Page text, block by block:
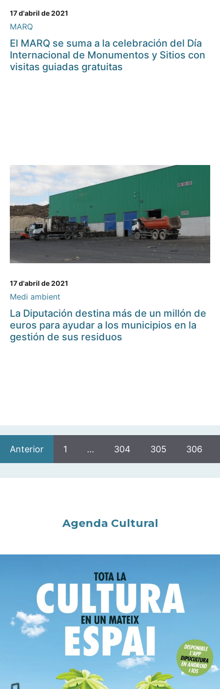
17 d'abril de 2021
MARQ
El MARQ se suma a la celebración del Día
Internacional de Monumentos y Sitios con
visitas guiadas gratuitas
17 d'abril de 2021
Medi ambient
La Diputación destina más de un millón de
euros para ayudar a los municipios en la
gestión de sus residuos
Anterior 1 … 304 305 306
Agenda Cultural